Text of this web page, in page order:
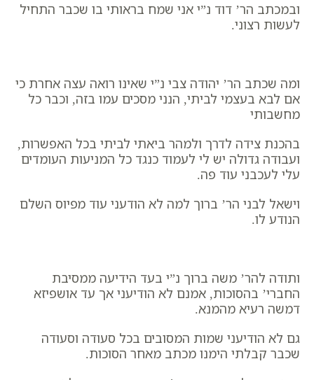
ובמכתב הר’ דוד נ”י אני שמח בראותי בו שכבר התחיל
לעשות רצוני.
ומה שכתב הר’ יהודה צבי נ”י שאינו רואה עצה אחרת כי
אם לבא בעצמי לביתי, הנני מסכים עמו בזה, וכבר כל
מחשבותי
בהכנת צידה לדרך ולמהר ביאתי לביתי בכל האפשרות,
ועבודה גדולה יש לי לעמוד כנגד כל המניעות העומדים
עלי לעכבני עוד פה.
וישאל לבני הר’ ברוך למה לא הודעני עוד מפיוס השלם
הנודע לו.
ותודה להר’ משה ברוך נ”י בעד הידיעה ממסיבת
החברי’ בהסוכות, אמנם לא הודיעני אך עד אושפיזא
דמשה רעיא מהמנא.
גם לא הודיעני שמות המסובים בכל סעודה וסעודה
שכבר קבלתי הימנו מכתב מאחר הסוכות.